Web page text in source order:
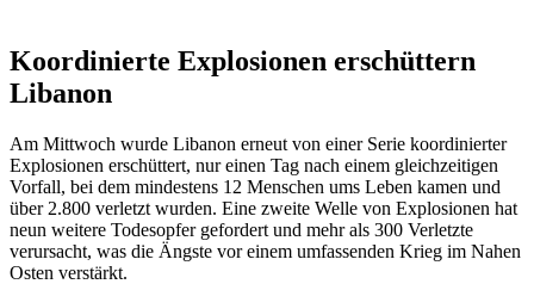
Koordinierte Explosionen erschüttern
Libanon
Am Mittwoch wurde Libanon erneut von einer Serie koordinierter
Explosionen erschüttert, nur einen Tag nach einem gleichzeitigen
Vorfall, bei dem mindestens 12 Menschen ums Leben kamen und
über 2.800 verletzt wurden. Eine zweite Welle von Explosionen hat
neun weitere Todesopfer gefordert und mehr als 300 Verletzte
verursacht, was die Ängste vor einem umfassenden Krieg im Nahen
Osten verstärkt.